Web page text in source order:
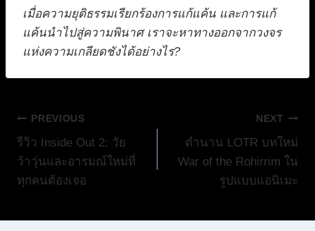
เมื่อความยุติธรรมเรียกร้องการแก้แค้น และการแก้
แค้นนำไปสู่ความพินาศ เราจะหาทางออกจากวงจร
แห่งความเกลียดชังได้อย่างไร?
แนะแนว
เรื่อง
PREVIOUS
รีวิว Inside Out 2: วัย
ว้าวุ่นและอารมณ์ใหม่ที่
ทุกคนต้องเจอ
NEXT
ตำนาน LOTR บทใหม่
War of the Rohirrim ใน
รูปแบบแอนิเมะ